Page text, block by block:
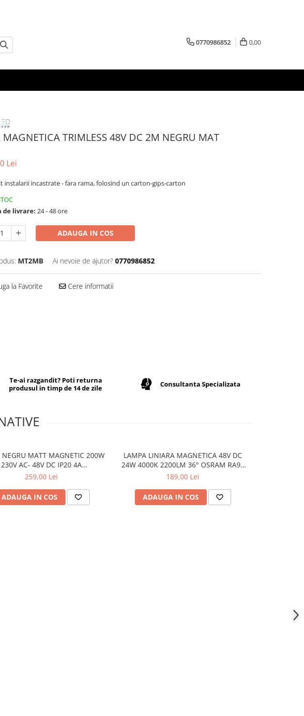
0770986852 0,00
MAGNETICA TRIMLESS 48V DC 2M NEGRU MAT
Lei
instalarii incastrate - fara rama, folosind un carton-gips-carton
de livrare: 24 - 48 ore
ADAUGA IN COS
MT2MB Ai nevoie de ajutor? 0770986852
la Favorite Cere informatii
Te-ai razgandit? Poti returna
produsul in timp de 14 de zile
Consultanta Specializata
NEGRU MATT MAGNETIC 200W
230V AC- 48V DC IP20 4A
CU CABLU 2M
259,00 Lei
ADAUGA IN COS
LAMPA LINIARA MAGNETICA 48V DC
24W 4000K 2200LM 36° OSRAM RA90
L436MM
189,00 Lei
ADAUGA IN COS